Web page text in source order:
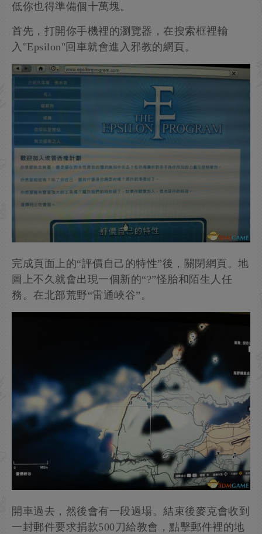
低你也得準備個十萬塊。
首先，打開你手機裡的瀏覽器，在搜索框裡輸
入"Epsilon"回車就會進入邪教的網頁。
完成頁面上的“評價自己的特性”後，關閉網頁。地
圖上不久就會出現一個新的“?”怪胎和陌生人任
務。在北部荒野“雷通峽谷”。
開車過去，然後會有一段過場。結束後麥克會收到
一封郵件要求捐款500刀給教會，點擊郵件裡的地